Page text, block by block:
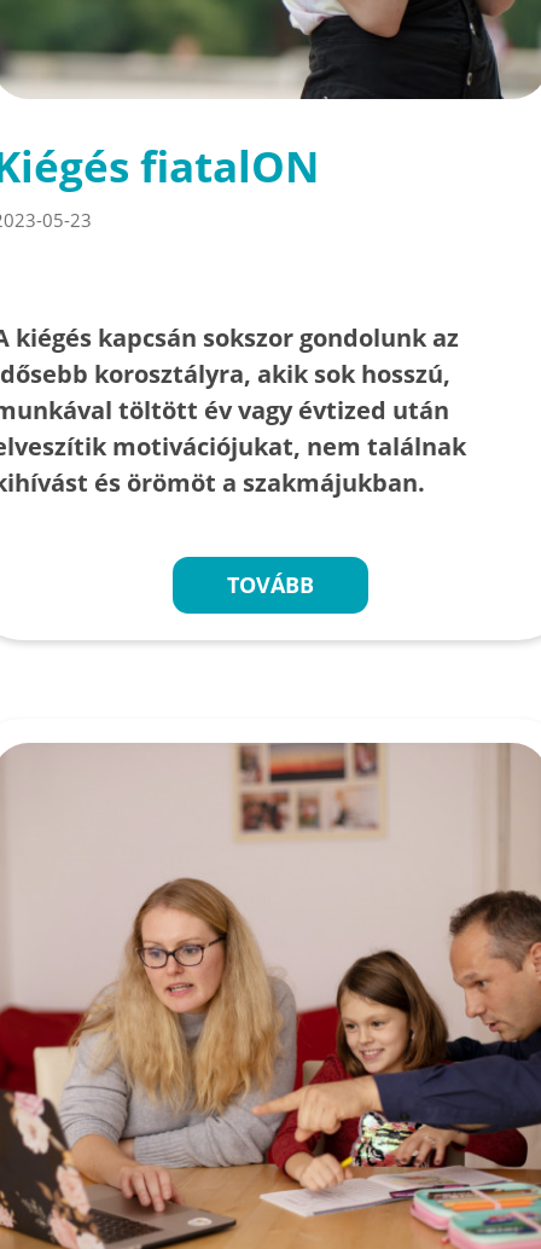
fiatalON
05-23
kiégés kapcsán sokszor gondolunk az
korosztályra, akik sok hosszú,
töltött év vagy évtized után
motivációjukat, nem találnak
és örömöt a szakmájukban.
TOVÁBB